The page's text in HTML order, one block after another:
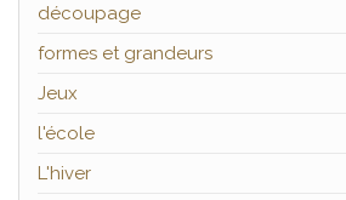
découpage
formes et grandeurs
Jeux
l'école
L'hiver